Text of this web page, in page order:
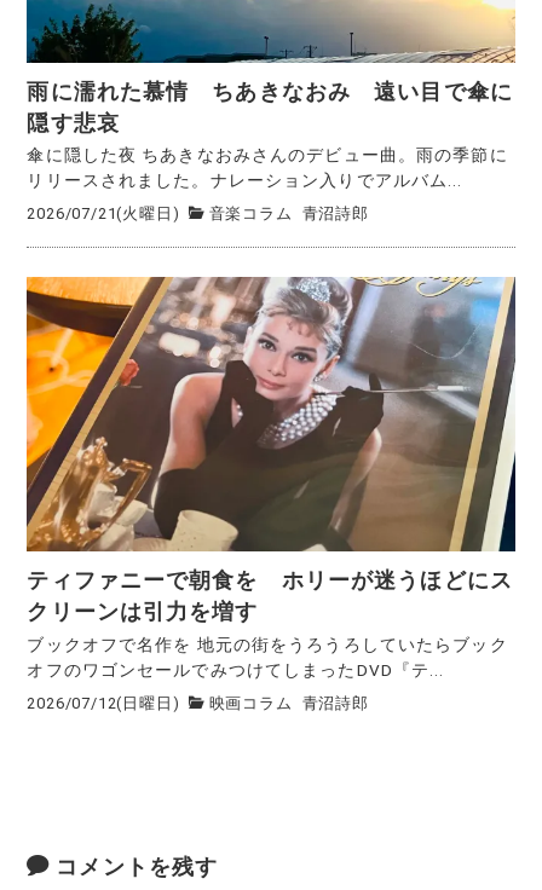
雨に濡れた慕情 ちあきなおみ 遠い目で傘に
隠す悲哀
傘に隠した夜 ちあきなおみさんのデビュー曲。雨の季節に
リリースされました。ナレーション入りでアルバム...
2026/07/21(火曜日) 音楽コラム 青沼詩郎
ティファニーで朝食を ホリーが迷うほどにス
クリーンは引力を増す
ブックオフで名作を 地元の街をうろうろしていたらブック
オフのワゴンセールでみつけてしまったDVD『テ...
2026/07/12(日曜日) 映画コラム 青沼詩郎
コメントを残す